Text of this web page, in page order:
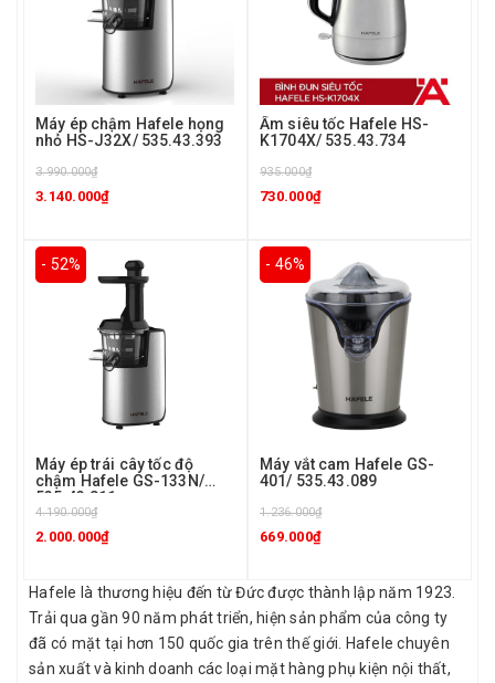
Máy ép chậm Hafele họng
nhỏ HS-J32X/ 535.43.393
3.990.000₫
3.140.000₫
Ấm siêu tốc Hafele HS-
K1704X/ 535.43.734
935.000₫
730.000₫
- 52%
Máy ép trái cây tốc độ
chậm Hafele GS-133N/
535.43.811
4.190.000₫
2.000.000₫
- 46%
Máy vắt cam Hafele GS-
401/ 535.43.089
1.236.000₫
669.000₫
Hafele là thương hiệu đến từ Đức được thành lập năm 1923.
Trải qua gần 90 năm phát triển, hiện sản phẩm của công ty
đã có mặt tại hơn 150 quốc gia trên thế giới. Hafele chuyên
sản xuất và kinh doanh các loại mặt hàng phụ kiện nội thất,